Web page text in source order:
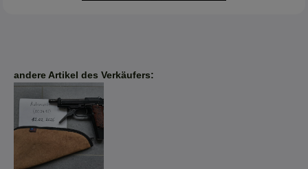
andere Artikel des Verkäufers: